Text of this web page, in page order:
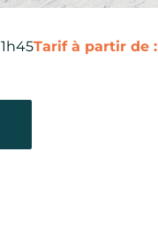
1h45Tarif à partir de :